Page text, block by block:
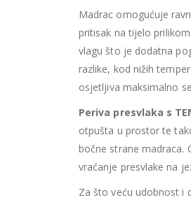
Madrac omogućuje
pritisak na tijelo
vlagu što je dodatna
razlike, kod nižih
osjetljiva maksimalno
Periva presvlaka s
otpušta u prostor te
bočne strane madraca.
vraćanje presvlake na
Za što veću udobnost i